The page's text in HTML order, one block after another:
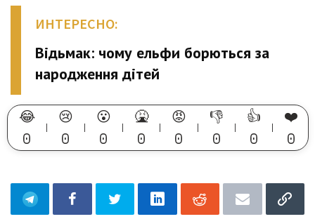
ИНТЕРЕСНО:
Відьмак: чому ельфи борються за
народження дітей
😂
0
😢
0
😮
0
🤮
0
😡
0
👎
0
👍
0
❤️
0